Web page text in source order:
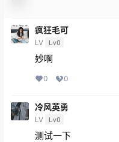
疯狂毛可
LV Lv0
妙啊
0 0
冷风英勇
LV Lv0
测试一下